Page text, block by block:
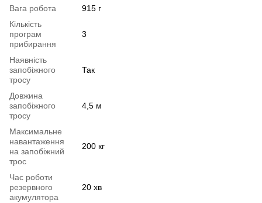
Вага робота
915 г
Кількість
програм
прибирання
3
Наявність
запобіжного
тросу
Так
Довжина
запобіжного
тросу
4,5 м
Максимальне
навантаження
на запобіжний
трос
200 кг
Час роботи
резервного
акумулятора
20 хв